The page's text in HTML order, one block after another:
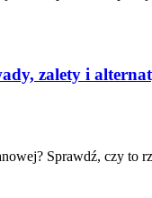
zalety i
Sprawdź, czy to